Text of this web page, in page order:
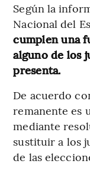
Según la
Nacional del
cumplen una
alguno de los
presenta.
De acuerdo
remanente es
mediante
sustituir a los
de las